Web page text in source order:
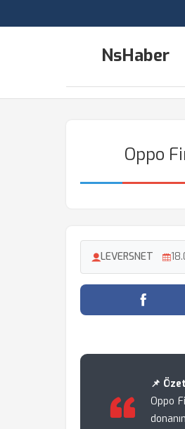
NsHaber
Oppo
LEVERSNET
📌 Özet
Oppo